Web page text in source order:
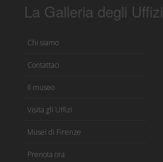
La Galleria degli Uffizi
Chi siamo
Contattaci
Il museo
Visita gli Uffizi
Musei di Firenze
Prenota ora